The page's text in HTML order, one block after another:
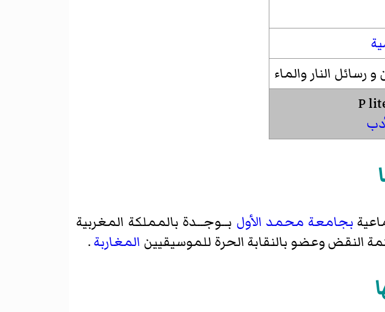
رسائل النار والماء
بجامعة محمد الأول بــوجــدة بالمملكة المغربية
النقض وعضو بالنقابة الحرة للموسيقيين المغاربة.